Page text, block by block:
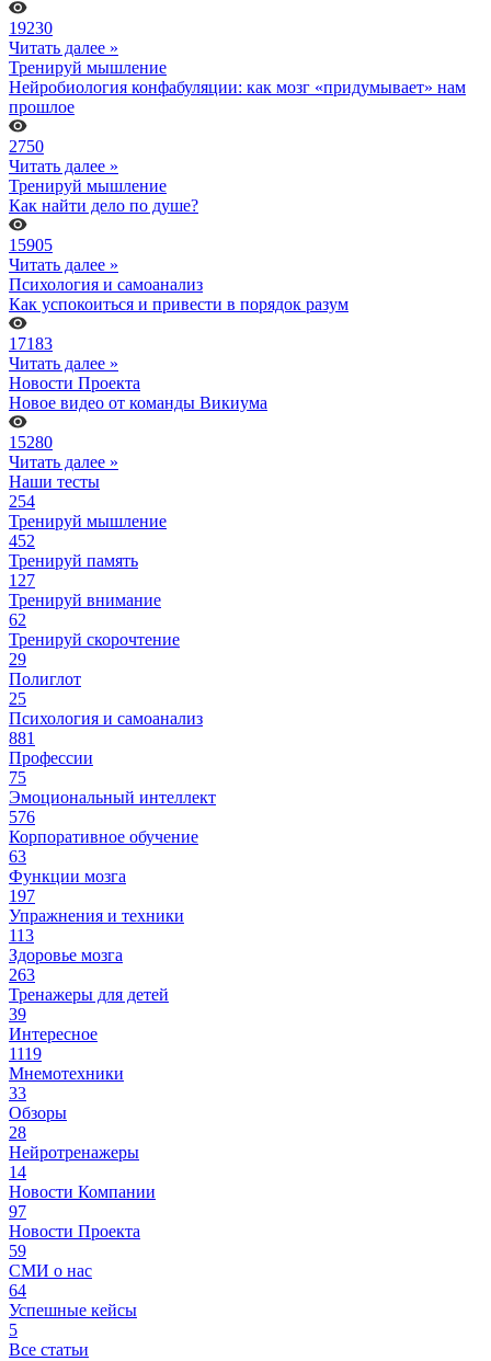
19230
Читать далее »
Тренируй мышление
Нейробиология конфабуляции: как мозг «придумывает» нам
прошлое
2750
Читать далее »
Тренируй мышление
Как найти дело по душе?
15905
Читать далее »
Психология и самоанализ
Как успокоиться и привести в порядок разум
17183
Читать далее »
Новости Проекта
Новое видео от команды Викиума
15280
Читать далее »
Наши тесты
254
Тренируй мышление
452
Тренируй память
127
Тренируй внимание
62
Тренируй скорочтение
29
Полиглот
25
Психология и самоанализ
881
Профессии
75
Эмоциональный интеллект
576
Корпоративное обучение
63
Функции мозга
197
Упражнения и техники
113
Здоровье мозга
263
Тренажеры для детей
39
Интересное
1119
Мнемотехники
33
Обзоры
28
Нейротренажеры
14
Новости Компании
97
Новости Проекта
59
СМИ о нас
64
Успешные кейсы
5
Все статьи